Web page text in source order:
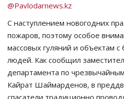
Язык
Русский
@Pavlodarnews.kz
С наступлением новогодних
пожаров, поэтому особое
массовых гуляний и объектам
людей. Как сообщил
департамента по
Кайрат Шаймарденов, в